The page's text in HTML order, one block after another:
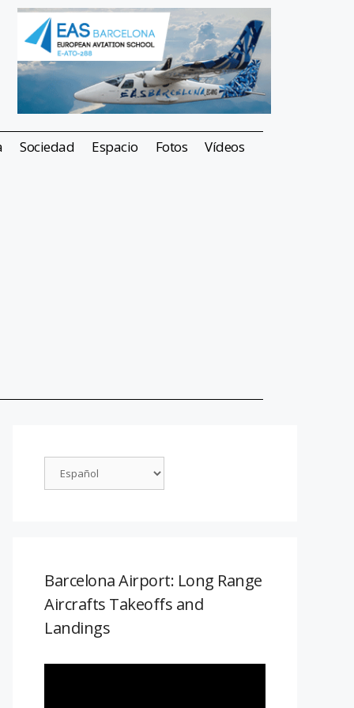
Sociedad Espacio Fotos Vídeos
Barcelona Airport: Long Range
Aircrafts Takeoffs and
Landings